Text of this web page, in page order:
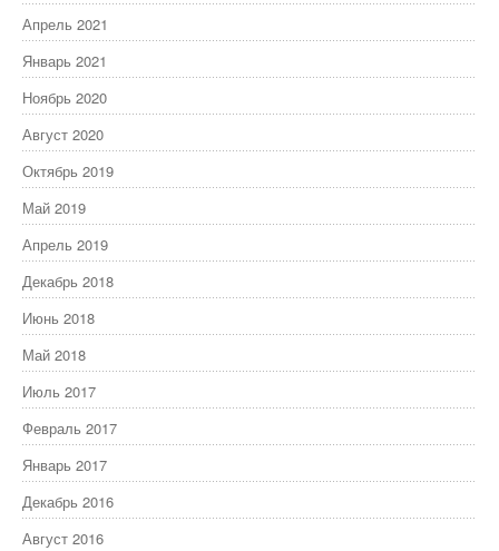
Апрель 2021
Январь 2021
Ноябрь 2020
Август 2020
Октябрь 2019
Май 2019
Апрель 2019
Декабрь 2018
Июнь 2018
Май 2018
Июль 2017
Февраль 2017
Январь 2017
Декабрь 2016
Август 2016